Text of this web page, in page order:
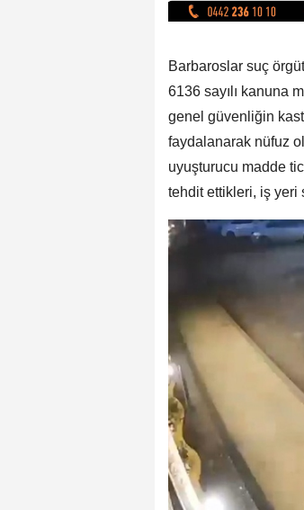
Barbaroslar suç
6136 sayılı kanuna
genel güvenliğin
faydalanarak nüfuz
uyuşturucu madde
tehdit ettikleri, iş yeri